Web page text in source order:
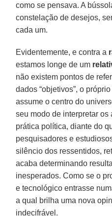
como se pensava. A
constelação de desejos,
cada um.
Evidentemente, e contra a
estamos longe de um
não existem pontos de
dados “objetivos”, o
assume o centro do
seu modo de interpretar
prática política, diante do
pesquisadores e
silêncio dos ressentidos,
acaba determinando
inesperados. Como se o
e tecnológico entrasse
a qual brilha uma nova
indecifrável.